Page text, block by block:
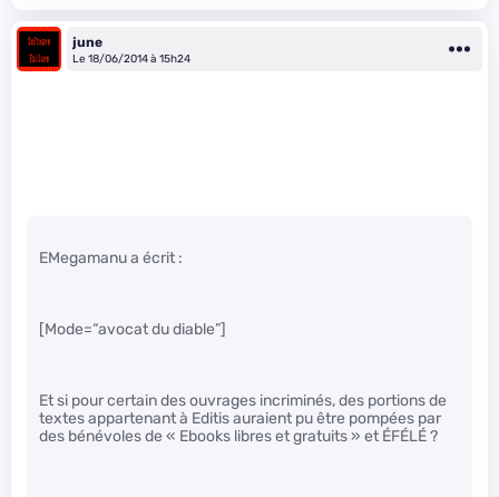
june
Le 18/06/2014 à 15h24
EMegamanu a écrit :
[Mode=“avocat du diable”]
Et si pour certain des ouvrages incriminés, des portions de
textes appartenant à Editis auraient pu être pompées par
des bénévoles de « Ebooks libres et gratuits » et ÉFÉLÉ ?